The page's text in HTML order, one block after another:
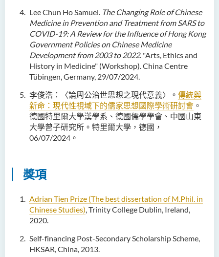
Lee Chun Ho Samuel. The Changing Role of Chinese
Medicine in Prevention and Treatment from SARS to
COVID-19: A Review for the Influence of Hong Kong
Government Policies on Chinese Medicine
Development from 2003 to 2022. "Arts, Ethics and
History in Medicine" (Workshop). China Centre
Tübingen, Germany, 29/07/2024.
李俊浩：〈論周公治世思想之現代意義〉。 傳統與
新命：現代性視域下的儒家思想國際學術研討會 。
德國特里爾大學漢學系、德國儒學學會、中國山東
大學曾子研究所。特里爾大學，德國，
06/07/2024。
獎項
Adrian Tien Prize (The best dissertation of M.Phil. in
Chinese Studies) , Trinity College Dublin, Ireland,
2020.
Self-financing Post-Secondary Scholarship Scheme,
HKSAR, China, 2013.